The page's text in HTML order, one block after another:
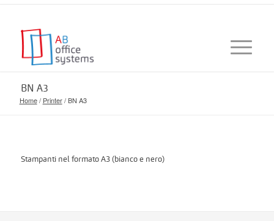
BN A3
Home/ Printer/BN A3
Stampanti nel formato A3 (bianco e nero)